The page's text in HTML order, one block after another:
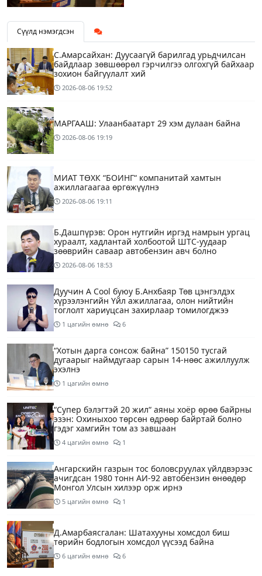
Сүүлд нэмэгдсэн
С.Амарсайхан: Дуусаагүй барилгад урьдчилсан
байдлаар зөвшөөрөл гэрчилгээ олгохгүй байхаар
зохион байгуулалт хий
2026-08-06 19:52
МАРГААШ: Улаанбаатарт 29 хэм дулаан байна
2026-08-06 19:19
МИАТ ТӨХК “БОИНГ“ компанитай хамтын
ажиллагаагаа өргөжүүлнэ
2026-08-06 19:11
Б.Дашпүрэв: Орон нутгийн иргэд намрын ургац
хураалт, хадлантай холбоотой ШТС-уудаар
зөөврийн саваар автобензин авч болно
2026-08-06 18:53
Дуучин A Cool буюу Б.Анхбаяр Төв цэнгэлдэх
хүрээлэнгийн Үйл ажиллагаа, олон нийтийн
тоглолт хариуцсан захирлаар томилогджээ
1 цагийн өмнө 6
“Хотын дарга сонсож байна” 150150 тусгай
дугаарыг наймдугаар сарын 14-нөөс ажиллуулж
эхэлнэ
1 цагийн өмнө
“Супер бэлэгтэй 20 жил“ аяны хоёр өрөө байрны
эзэн: Охиныхоо төрсөн өдрөөр байртай болно
гэдэг хамгийн том аз завшаан
4 цагийн өмнө 1
Ангарскийн газрын тос боловсруулах үйлдвэрээс
ачигдсан 1980 тонн АИ-92 автобензин өнөөдөр
Монгол Улсын хилээр орж ирнэ
5 цагийн өмнө 1
Д.Амарбаясгалан: Шатахууны хомсдол биш
төрийн бодлогын хомсдол үүсээд байна
6 цагийн өмнө 6